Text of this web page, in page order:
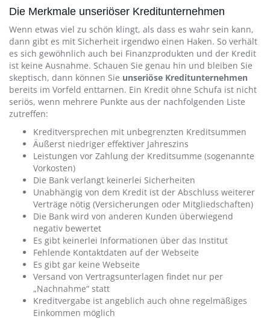
Die Merkmale unseriöser Kreditunternehmen
Wenn etwas viel zu schön klingt, als dass es wahr sein kann,
dann gibt es mit Sicherheit irgendwo einen Haken. So verhält
es sich gewöhnlich auch bei Finanzprodukten und der Kredit
ist keine Ausnahme. Schauen Sie genau hin und bleiben Sie
skeptisch, dann können Sie unseriöse Kreditunternehmen
bereits im Vorfeld enttarnen. Ein Kredit ohne Schufa ist nicht
seriös, wenn mehrere Punkte aus der nachfolgenden Liste
zutreffen:
Kreditversprechen mit unbegrenzten Kreditsummen
Äußerst niedriger effektiver Jahreszins
Leistungen vor Zahlung der Kreditsumme (sogenannte
Vorkosten)
Die Bank verlangt keinerlei Sicherheiten
Unabhängig von dem Kredit ist der Abschluss weiterer
Verträge nötig (Versicherungen oder Mitgliedschaften)
Die Bank wird von anderen Kunden überwiegend
negativ bewertet
Es gibt keinerlei Informationen über das Institut
Fehlende Kontaktdaten auf der Webseite
Es gibt gar keine Webseite
Versand von Vertragsunterlagen findet nur per
„Nachnahme“ statt
Kreditvergabe ist angeblich auch ohne regelmäßiges
Einkommen möglich